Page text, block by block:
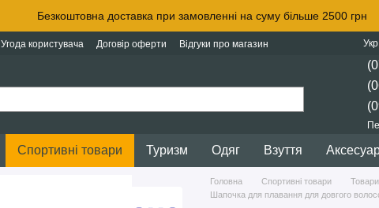
Безкоштовна доставка при замовленні на суму більше 2500 грн
Угода користувача Договір оферти Відгуки про магазин Укр
Спортивні товари Туризм Одяг Взуття
Головна Спортивні товари
Шапочка для плавання для довгого